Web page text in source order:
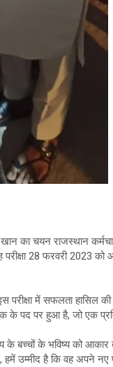
का चयन राजस्थान
परीक्षा 28 फरवरी 2023
में सफलता हासिल की
के पद पर हुआ है, जो एक
बच्चों के भविष्य को आकार
उम्मीद है कि वह अपने